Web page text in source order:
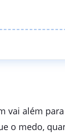
vai além
o medo,